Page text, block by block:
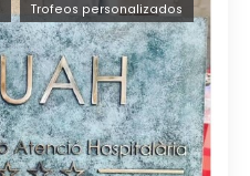
Trofeos personalizados